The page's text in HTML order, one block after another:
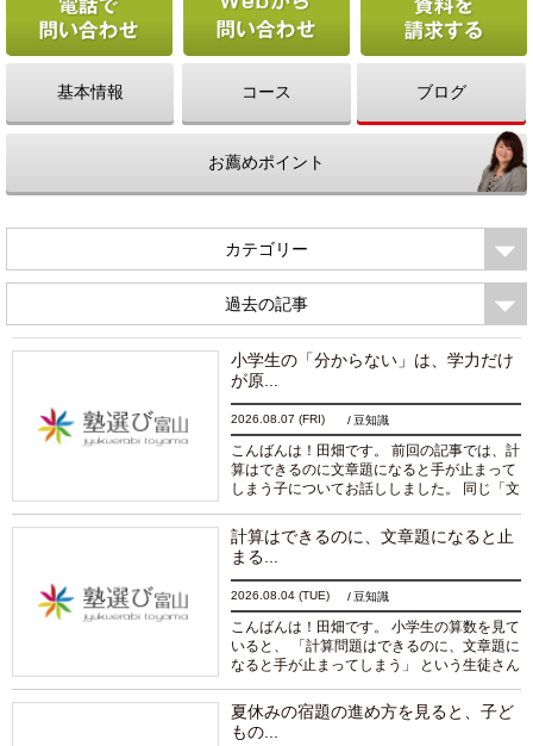
電話で問い合わせる Webから問い合わせ
基本情報 コース ブログ
お薦めポイント
カテゴリー
過去の記事
小学生の「分からない」は、学力だけ
が原...
2026.08.07(FRI) 豆知識
こんばんは！田畑です。 前回の記事では、計
算はできるのに文章題になると手が止まって
しまう子についてお話ししました。 同じ「文
文の内容を読み取れていないのか。 それと...
続きを読む
計算はできるのに、文章題になると止
まる...
2026.08.04(TUE) 豆知識
こんばんは！田畑です。 小学生の算数を見て
いると、 「計算問題はできるのに、文章題に
なると手が止まってしまう」 という生徒さん
算の計算はできている。 それなのに、...続き
を読む
夏休みの宿題の進め方を見ると、子ど
もの...